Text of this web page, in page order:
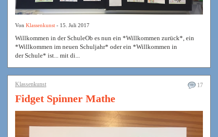
Von Klassenkunst - 15. Juli 2017
Willkommen in der SchuleOb es nun ein *Willkommen zurück*, ein
*Willkommen im neuen Schuljahr* oder ein *Willkommen in
der Schule* ist... mit di...
17
Klassenkunst
Fidget Spinner Mathe